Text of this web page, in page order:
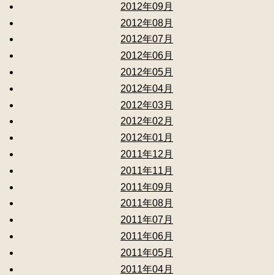
2012年09月
2012年08月
2012年07月
2012年06月
2012年05月
2012年04月
2012年03月
2012年02月
2012年01月
2011年12月
2011年11月
2011年09月
2011年08月
2011年07月
2011年06月
2011年05月
2011年04月